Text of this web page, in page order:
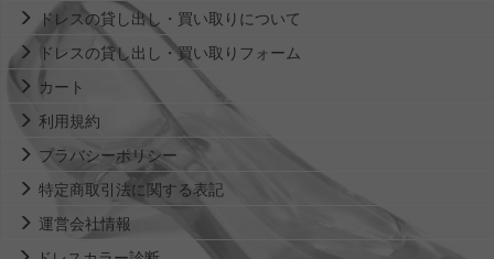
ドレスの貸し出し・買い取りについて
ドレスの貸し出し・買い取りフォーム
カート
利用規約
プラバシーポリシー
特定商取引法に関する表記
運営会社情報